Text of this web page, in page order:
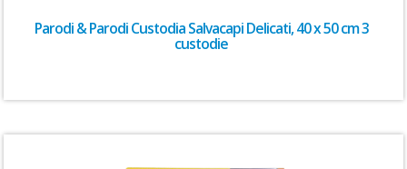
Parodi & Parodi Custodia Salvacapi Delicati, 40 x 50 cm 3
custodie